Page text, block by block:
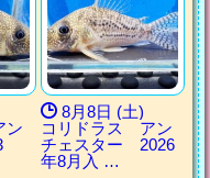
ン
8月8日 (土)
コリドラス アン
チェスター 2026
年8月入 …